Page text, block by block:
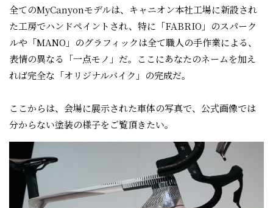
全てのMyCanyonモデルは、キャニオン本社工場に新設され
た工房でハンドペイントされ、特に「FABRIO」のスパーク
ルや「MANO」のグラフィックは全て職人の手作業による、
表情の異なる「一点モノ」だ。ここにあなたのネームを加え
れば完全な「オリジナルバイク」の完成だ。
ここからは、会場に展示された車体の写真で、公式画像では
分からない塗装の様子をご覧頂きたい。